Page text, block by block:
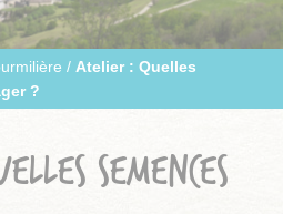
/ Atelier : Quelles
?
SEMENCES